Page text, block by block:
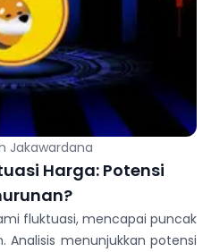
Jakawardana
Harga: Potensi
fluktuasi, mencapai puncak
Analisis menunjukkan potensi